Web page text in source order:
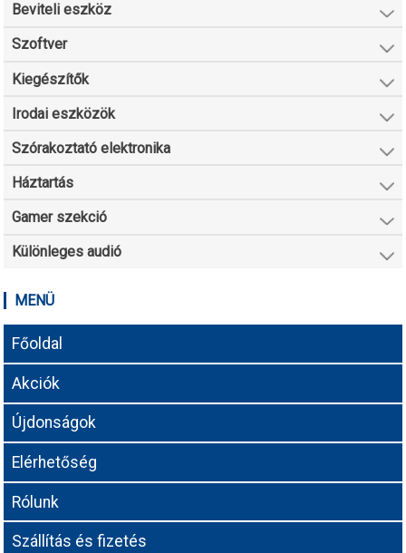
Beviteli eszköz
Szoftver
Kiegészítők
Irodai eszközök
Szórakoztató elektronika
Háztartás
Gamer szekció
Különleges audió
MENÜ
Főoldal
Akciók
Újdonságok
Elérhetőség
Rólunk
Szállítás és fizetés